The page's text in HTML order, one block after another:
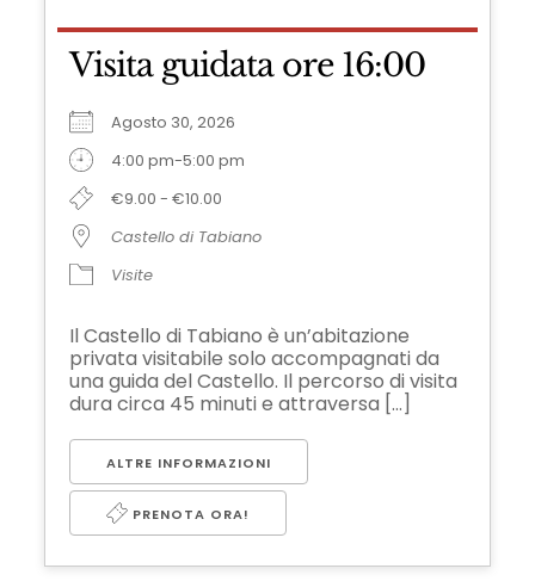
Visita guidata ore 16:00
Agosto 30, 2026
4:00 pm-5:00 pm
€9.00 - €10.00
Castello di Tabiano
Visite
Il Castello di Tabiano è un’abitazione
privata visitabile solo accompagnati da
una guida del Castello. Il percorso di visita
dura circa 45 minuti e attraversa [...]
ALTRE INFORMAZIONI
PRENOTA ORA!